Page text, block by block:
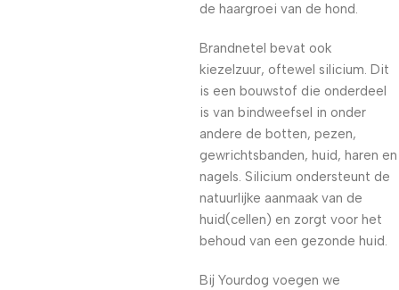
de haargroei van de hond.
Brandnetel bevat ook
kiezelzuur, oftewel silicium. Dit
is een bouwstof die onderdeel
is van bindweefsel in onder
andere de botten, pezen,
gewrichtsbanden, huid, haren en
nagels. Silicium ondersteunt de
natuurlijke aanmaak van de
huid(cellen) en zorgt voor het
behoud van een gezonde huid.
Bij Yourdog voegen we